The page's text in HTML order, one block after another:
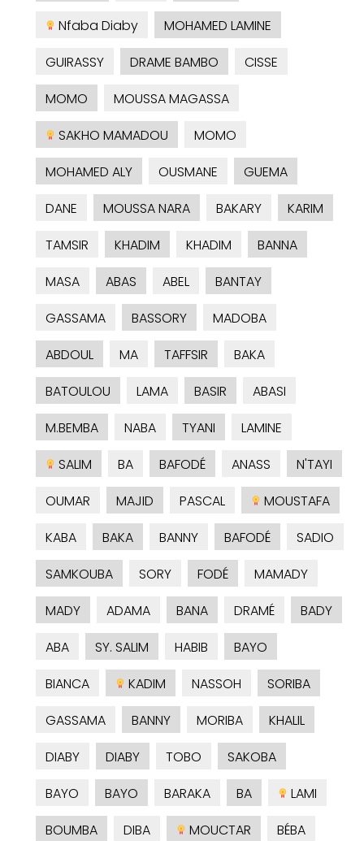
Nfaba Diaby
MOHAMED LAMINE
GUIRASSY
DRAME BAMBO
CISSE
MOMO
MOUSSA MAGASSA
SAKHO MAMADOU
MOMO
MOHAMED ALY
OUSMANE
GUEMA
DANE
MOUSSA NARA BAKARY
KARIM
TAMSIR
KHADIM KHADIM
BANNA
MASA
ABAS ABEL
BANTAY
GASSAMA
BASSORY
MADOBA
ABDOUL
MA TAFFSIR
BAKA
BATOULOU
LAMA BASIR
ABASI
M.BEMBA
NABA TYANI
LAMINE
SALIM
BA BAFODÉ ANASS
N'TAYI
OUMAR
MAJID PASCAL
MOUSTAFA
KABA
BAKA BANNY BAFODÉ
SADIO
SAMKOUBA
SORY FODÉ
MAMADY
MADY
ADAMA BANA DRAMÉ
BADY
ABA
SY. SALIM HABIB
BAYO
BIANCA
KADIM NASSOH
SORIBA
GASSAMA
BANNY MORIBA
KHALIL
DIABY
DIABY TOBO
SAKOBA
BAYO
BAYO BARAKA BA
LAMI
BOUMBA
DIBA MOUCTAR
BÉBA